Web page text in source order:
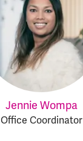
Jennie Wompa
Office Coordinator